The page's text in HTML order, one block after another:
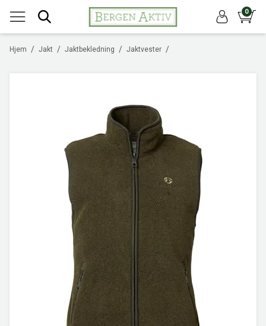
0
/
Hjem /
Jakt /
Jaktbekledning /
Jaktvester